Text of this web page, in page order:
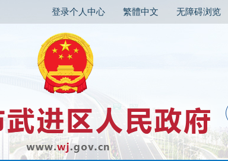
登录个人中心 繁體中文 无障碍浏览